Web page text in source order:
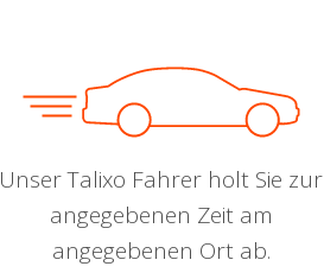
Unser Talixo Fahrer holt Sie zur
angegebenen Zeit am
angegebenen Ort ab.